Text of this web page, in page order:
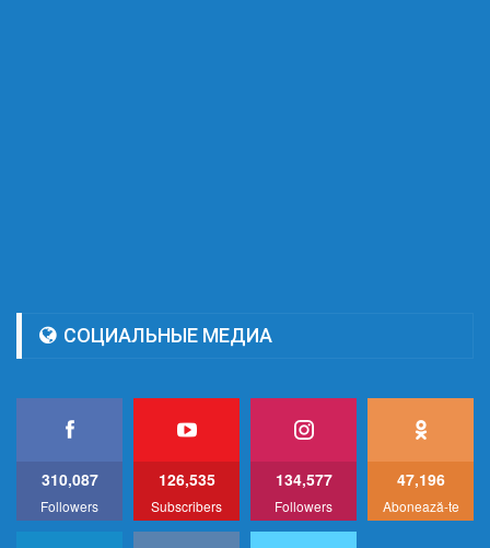
СОЦИАЛЬНЫЕ МЕДИА
310,087
Followers
126,535
Subscribers
134,577
Followers
47,196
Abonează-te